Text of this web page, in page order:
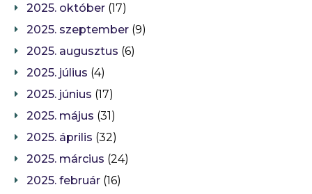
2025. október (17)
2025. szeptember (9)
2025. augusztus (6)
2025. július (4)
2025. június (17)
2025. május (31)
2025. április (32)
2025. március (24)
2025. február (16)